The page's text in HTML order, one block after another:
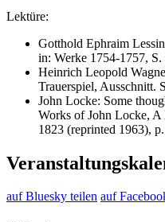
Lektüre:
Gotthold Ephraim
in: Werke 1754-1757, S.
Heinrich Leopold
Trauerspiel, Ausschnitt.
John Locke: Some
Works of John Locke,
1823 (reprinted 1963),
auf Bluesky teilen auf